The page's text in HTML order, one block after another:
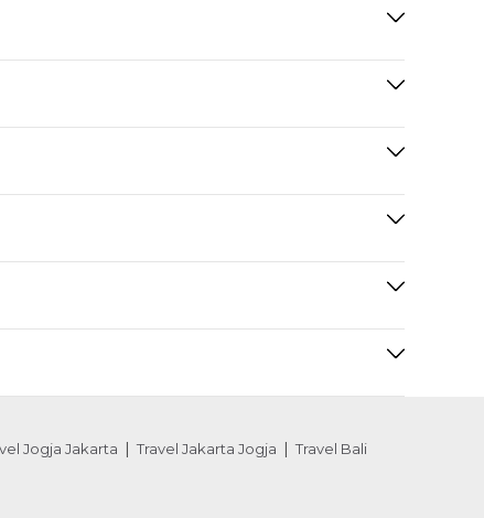
Jogja Jakarta Travel Jakarta Jogja
Travel Bali